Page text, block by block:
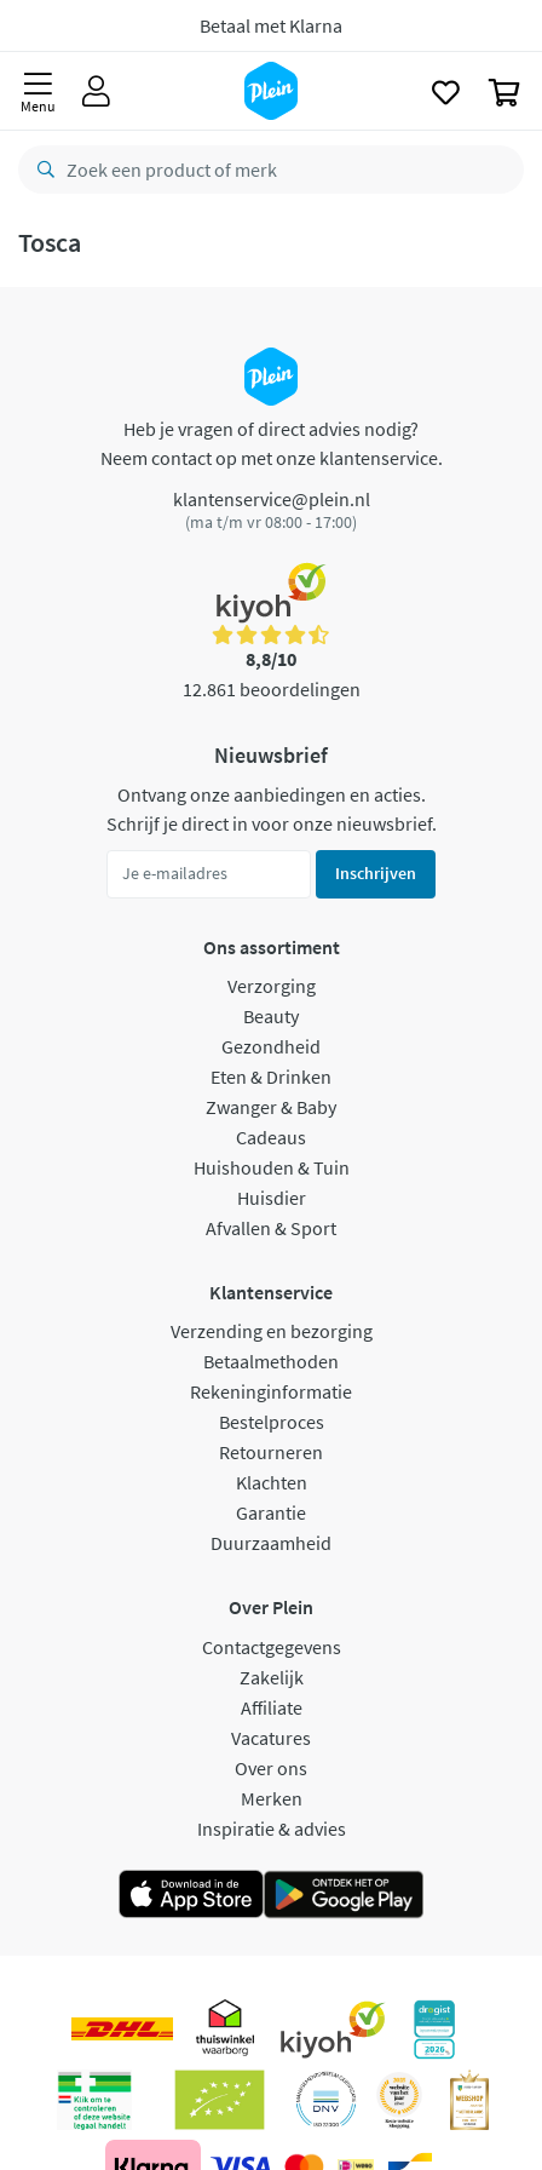
Betaal met Klarna
Menu
Tosca
Heb je vragen of direct advies nodig?
Neem contact op met onze klantenservice.
klantenservice@plein.nl
(ma t/m vr 08:00 - 17:00)
8,8/10
12.861 beoordelingen
Nieuwsbrief
Ontvang onze aanbiedingen en acties.
Schrijf je direct in voor onze nieuwsbrief.
Inschrijven
Ons assortiment
Verzorging
Beauty
Gezondheid
Eten & Drinken
Zwanger & Baby
Cadeaus
Huishouden & Tuin
Huisdier
Afvallen & Sport
Klantenservice
Verzending en bezorging
Betaalmethoden
Rekeninginformatie
Bestelproces
Retourneren
Klachten
Garantie
Duurzaamheid
Over Plein
Contactgegevens
Zakelijk
Affiliate
Vacatures
Over ons
Merken
Inspiratie & advies